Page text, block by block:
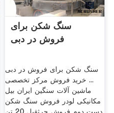
سنگ شکن برای
فروش در دبی
سنگ شکن برای فروش در دبی
... خرید فروش مرکز تخصصی
ماشین آلات سنگین ایران بیل
مکانیکی لودر فروش سنگ شکن